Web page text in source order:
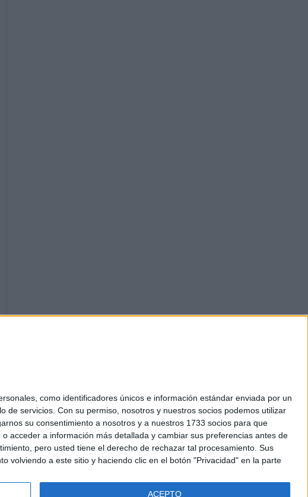
como identificadores únicos e información estándar enviada por un
de servicios. Con su permiso, nosotros y nuestros socios podemos utilizar
su consentimiento a nosotros y a nuestros 1733 socios para que
acceder a información más detallada y cambiar sus preferencias antes de
pero usted tiene el derecho de rechazar tal procesamiento. Sus
volviendo a este sitio y haciendo clic en el botón "Privacidad" en la parte
ACEPTO
de cookies
- Tel. +34 91 593 2767